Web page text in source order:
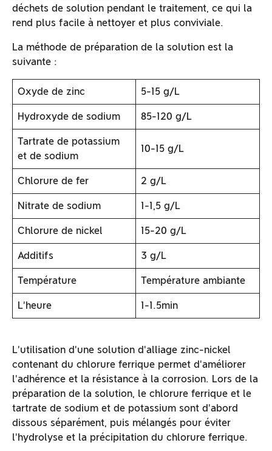
déchets de solution pendant le traitement, ce qui la
rend plus facile à nettoyer et plus conviviale.
La méthode de préparation de la solution est la
suivante :
Oxyde de zinc 5-15 g/L
Hydroxyde de sodium 85-120 g/L
Tartrate de potassium
et de sodium
10-15 g/L
Chlorure de fer 2 g/L
Nitrate de sodium 1-1,5 g/L
Chlorure de nickel 15-20 g/L
Additifs 3 g/L
Température Température ambiante
L'heure 1-1.5min
L'utilisation d'une solution d'alliage zinc-nickel
contenant du chlorure ferrique permet d'améliorer
l'adhérence et la résistance à la corrosion. Lors de la
préparation de la solution, le chlorure ferrique et le
tartrate de sodium et de potassium sont d'abord
dissous séparément, puis mélangés pour éviter
l'hydrolyse et la précipitation du chlorure ferrique.